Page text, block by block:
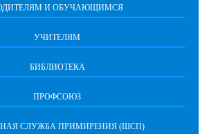
И ОБУЧАЮЩИМСЯ
УЧИТЕЛЯМ
БИБЛИОТЕКА
ПРОФСОЮЗ
СЛУЖБА ПРИМИРЕНИЯ (ШСП)